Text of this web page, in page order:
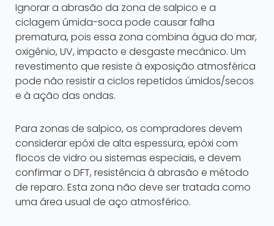
Ignorar a abrasão da zona de salpico e a
ciclagem úmida-soca pode causar falha
prematura, pois essa zona combina água do mar,
oxigênio, UV, impacto e desgaste mecânico. Um
revestimento que resiste à exposição atmosférica
pode não resistir a ciclos repetidos úmidos/secos
e à ação das ondas.
Para zonas de salpico, os compradores devem
considerar epóxi de alta espessura, epóxi com
flocos de vidro ou sistemas especiais, e devem
confirmar o DFT, resistência à abrasão e método
de reparo. Esta zona não deve ser tratada como
uma área usual de aço atmosférico.